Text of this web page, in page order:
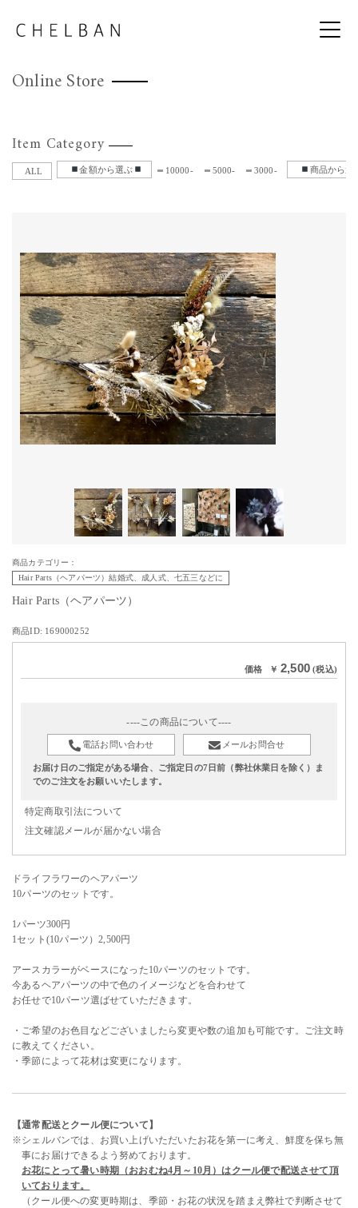
Online Store
Item Category
ALL 金額から選ぶ 10000- 5000- 3000- 商品から選
商品カテゴリー：
Hair Parts（ヘアパーツ）結婚式、成人式、七五三などに
Hair Parts（ヘアパーツ）
商品ID: 169000252
価格 ￥ 2,500 (税込)
----この商品について----
電話お問い合わせ メールお問合せ
お届け日のご指定がある場合、ご指定日の7日前（弊社休業日を除く）ま
でのご注文をお願いいたします。
特定商取引法について
注文確認メールが届かない場合
ドライフラワーのヘアパーツ
10パーツのセットです。
1パーツ300円
1セット(10パーツ）2,500円
アースカラーがベースになった10パーツのセットです。
今あるヘアパーツの中で色のイメージなどを合わせて
お任せで10パーツ選ばせていただきます。
・ご希望のお色目などございましたら変更や数の追加も可能です。ご注文時
に教えてください。
・季節によって花材は変更になります。
【通常配送とクール便について】
※シェルバンでは、お買い上げいただいたお花を第一に考え、鮮度を保ち無
事にお届けできるよう努めております。
お花にとって暑い時期（おおむね4月～10月）はクール便で配送させて頂
いております。
（クール便への変更時期は、季節・お花の状況を踏まえ弊社で判断させて